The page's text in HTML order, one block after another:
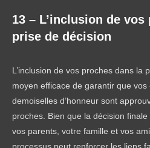
13 – L’inclusion de
prise de décision
L’inclusion de vos proches dans la
moyen efficace de garantir que
demoiselles d’honneur sont
proches. Bien que la décision
vos parents, votre famille et vos